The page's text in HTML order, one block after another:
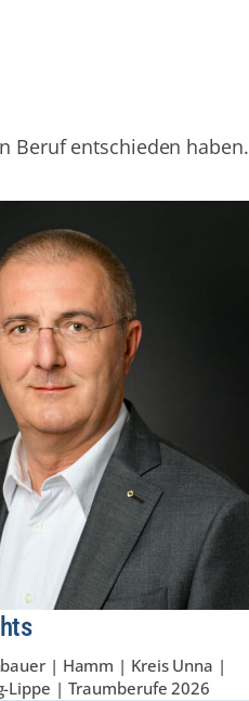
Beruf entschieden haben.
| Hamm | Kreis Unna |
Lippe | Traumberufe 2026